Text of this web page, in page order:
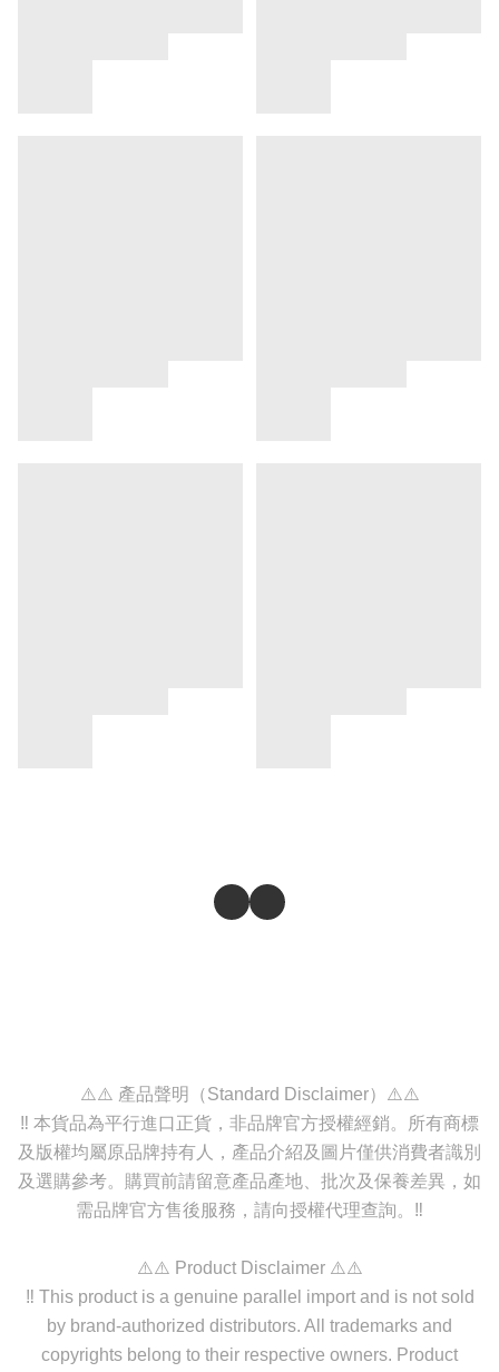
⚠️⚠️ 產品聲明（Standard Disclaimer）⚠️⚠️
‼️ 本貨品為平行進口正貨，非品牌官方授權經銷。所有商標
及版權均屬原品牌持有人，產品介紹及圖片僅供消費者識別
及選購參考。購買前請留意產品產地、批次及保養差異，如
需品牌官方售後服務，請向授權代理查詢。‼️
⚠️⚠️ Product Disclaimer ⚠️⚠️
‼️ This product is a genuine parallel import and is not sold
by brand-authorized distributors. All trademarks and
copyrights belong to their respective owners. Product